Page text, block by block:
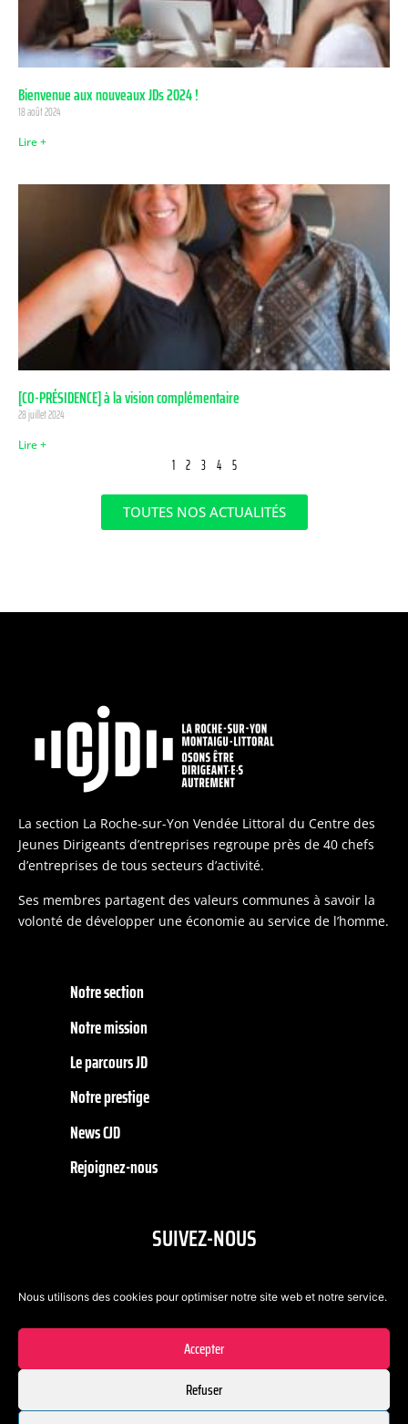
Nous utilisons des cookies pour optimiser notre site web et notre service.
Accepter
Refuser
Bienvenue aux nouveaux JDs 2024 !
18 août 2024
Lire +
[CO-PRÉSIDENCE] à la vision complémentaire
28 juillet 2024
Lire +
1 2 3 4 5
TOUTES NOS ACTUALITÉS
La section La Roche-sur-Yon Vendée Littoral du Centre des
Jeunes Dirigeants d’entreprises regroupe près de 40 chefs
d’entreprises de tous secteurs d’activité.
Ses membres partagent des valeurs communes à savoir la
volonté de développer une économie au service de l’homme.
Notre section
Notre mission
Le parcours JD
Notre prestige
News CJD
Rejoignez-nous
SUIVEZ-NOUS